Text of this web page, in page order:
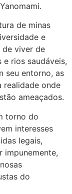
de minas
e
de viver de
e rios saudáveis,
seu entorno, as
realidade onde
ameaçados.
torno do
interesses
legais,
impunemente,
do